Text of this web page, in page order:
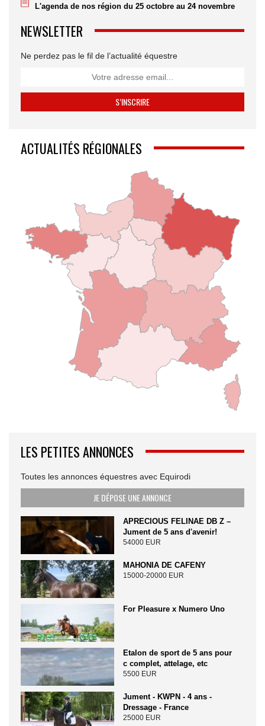
L'agenda de nos région du 25 octobre au 24 novembre
NEWSLETTER
Ne perdez pas le fil de l’actualité équestre
ACTUALITÉS RÉGIONALES
LES PETITES ANNONCES
Toutes les annonces équestres avec Equirodi
JE DÉPOSE UNE ANNONCE
APRECIOUS FELINAE DB Z –
Jument de 5 ans d'avenir!
54000 EUR
MAHONIA DE CAFENY
15000-20000 EUR
For Pleasure x Numero Uno
Etalon de sport de 5 ans pour
c complet, attelage, etc
5500 EUR
Jument - KWPN - 4 ans -
Dressage - France
25000 EUR